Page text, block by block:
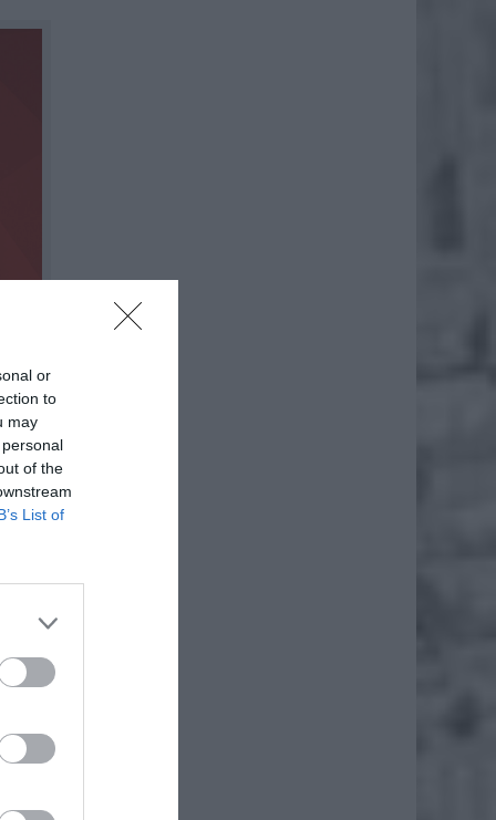
or
to
may
of the
List of
firmą